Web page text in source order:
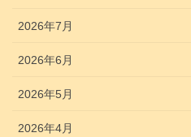
2026年7月
2026年6月
2026年5月
2026年4月